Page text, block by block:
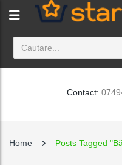
Contact:
Home Posts Tagged